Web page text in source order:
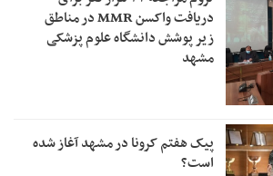
دریافت واکسن MMR در مناطق
زیر پوشش دانشگاه علوم پزشکی
مشهد
پیک هفتم کرونا در مشهد آغاز شده
است؟